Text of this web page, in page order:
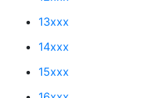
13xxx
14xxx
15xxx